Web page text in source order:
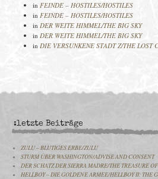
in FEINDE – HOSTILES/HOSTILES
in FEINDE – HOSTILES/HOSTILES
in DER WEITE HIMMEL/THE BIG SKY
in DER WEITE HIMMEL/THE BIG SKY
in DIE VERSUNKENE STADT Z/THE LOST
:letzte Beiträge
ZULU – BLUTIGES ERBE/ZULU
STURM ÜBER WASHINGTON/ADVISE AND CONSENT
DER SCHATZ DER SIERRA MADRE/THE TREASURE
HELLBOY – DIE GOLDENE ARMEE/HELLBOY II: THE